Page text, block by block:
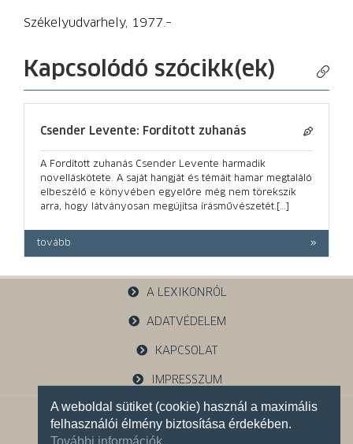
A weboldal sütiket (cookie) használ a maximális
felhasználói élmény biztosítása érdekében.
További információk
Székelyudvarhely, 1977.–
Kapcsolódó szócikk(ek)
Csender Levente: Fordított zuhanás
A Fordított zuhanás Csender Levente harmadik
novelláskötete. A saját hangját és témáit hamar megtaláló
elbeszélő e könyvében egyelőre még nem törekszik
arra, hogy látványosan megújítsa írásművészetét.[…]
tovább
A LEXIKONRÓL
ADATVÉDELEM
KAPCSOLAT
IMPRESSZUM
1121 Budapest, Budakeszi u. 38.
+36 30 785 5595